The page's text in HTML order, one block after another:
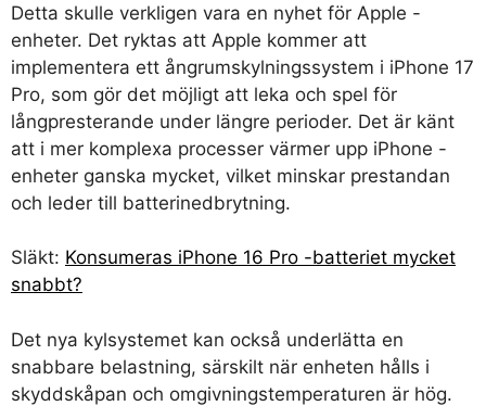
Detta skulle verkligen vara en nyhet för Apple -
enheter. Det ryktas att Apple kommer att
implementera ett ångrumskylningssystem i iPhone 17
Pro, som gör det möjligt att leka och spel för
långpresterande under längre perioder. Det är känt
att i mer komplexa processer värmer upp iPhone -
enheter ganska mycket, vilket minskar prestandan
och leder till batterinedbrytning.
Släkt: Konsumeras iPhone 16 Pro -batteriet mycket
snabbt?
Det nya kylsystemet kan också underlätta en
snabbare belastning, särskilt när enheten hålls i
skyddskåpan och omgivningstemperaturen är hög.